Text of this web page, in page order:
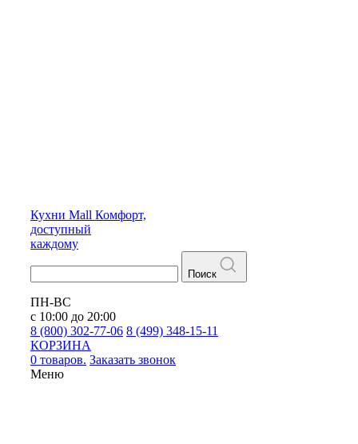
Кухни Mall Комфорт,
доступный
каждому
Поиск
ПН-ВС
с 10:00 до 20:00
8 (800) 302-77-06 8 (499) 348-15-11
КОРЗИНА
0 товаров. Заказать звонок
Меню